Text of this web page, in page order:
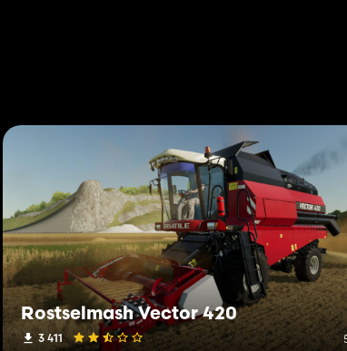
Rostselmash Vector 420
3 411